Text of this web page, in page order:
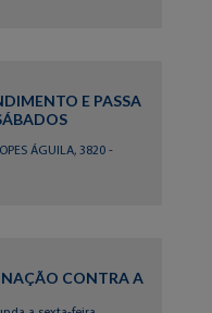
E PASSA
ÁGUILA, 3820 -
CONTRA A